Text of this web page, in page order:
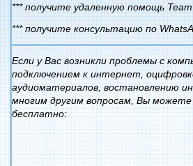
*** получите удаленную помощь
*** получите консультацию по
Если у Вас возникли проблемы с
подключением к интернет,
аудиоматериалов, востановлению
многим другим вопросам, Вы
бесплатно: